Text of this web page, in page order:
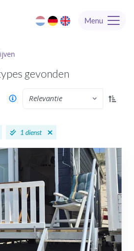
Menu
gevonden
Relevantie
1 dienst